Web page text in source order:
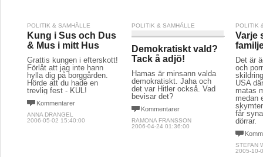
POLITIK & SAMHÄLLE
Kung i Sus och Dus
& Mus i mitt Hus
Grattis kungen i efterskott!
Förlåt att jag inte hann
hylla dig på borggården.
Hörde att du hade en
trevlig fest - KUL!
Kommentarer
ANNA DRANGEL
2006-05-02 15:40:00
POLITIK & SAMHÄLLE
Demokratiskt vald?
Tack å adjö!
Hamas är minsann valda
demokratiskt. Jaha och
det var Hitler också. Vad
bevisar det?
Kommentarer
RAMONA FRANSSON
2006-04-24 01:36:00
POLITIK
Varje
Det är
och
USA
matas
medan
får
dörrar.
STEFAN
2005-10-